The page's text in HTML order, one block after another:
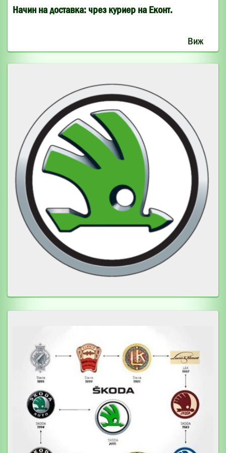
Начин на доставка: чрез куриер на Еконт.
Виж